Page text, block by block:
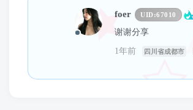
foer UID:67010
谢谢分享
1年前 四川省成都市